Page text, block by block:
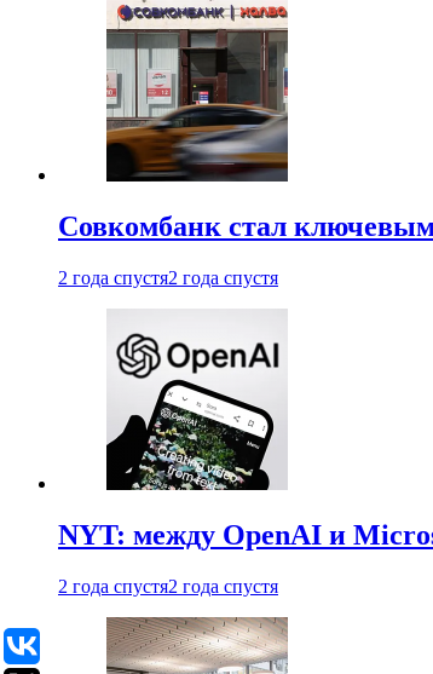
Совкомбанк стал
2 года спустя2 года спустя
NYT: между OpenAI и
2 года спустя2 года спустя